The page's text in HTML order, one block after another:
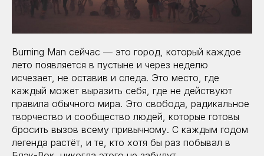
Burning Man сейчас — это город, который каждое
лето появляется в пустыне и через неделю
исчезает, не оставив и следа. Это место, где
каждый может выразить себя, где не действуют
правила обычного мира. Это свобода, радикальное
творчество и сообщество людей, которые готовы
бросить вызов всему привычному. С каждым годом
легенда растёт, и те, кто хотя бы раз побывал в